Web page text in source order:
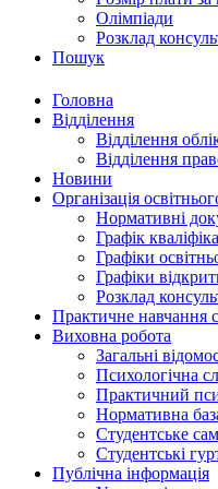
Олімпіади
Розклад
Пошук
Головна
Відділення
Відділення
Відділення
Новини
Організація
Нормативні
Графік
Графіки
Графіки
Розклад
Практичне навчання
Виховна робота
Загальні
Психологічна
Практичний
Нормативна
Студентське
Студентські
Публічна інформація